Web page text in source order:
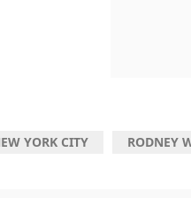
YORK CITY RODNEY